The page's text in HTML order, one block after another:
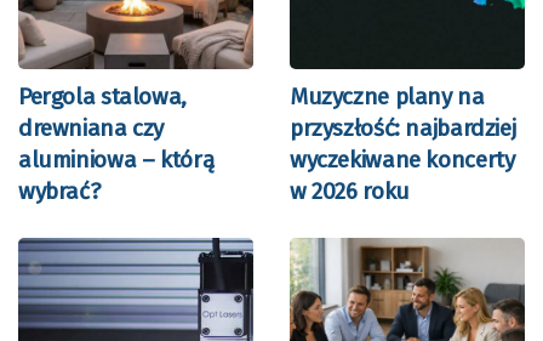
Pergola stalowa,
drewniana czy
aluminiowa – którą
wybrać?
Muzyczne plany na
przyszłość: najbardziej
wyczekiwane koncerty
w 2026 roku